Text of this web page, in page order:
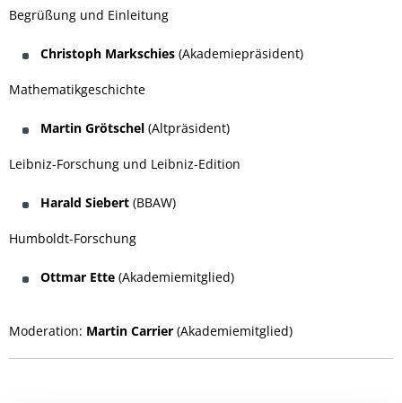
Begrüßung und Einleitung
Christoph Markschies (Akademiepräsident)
Mathematikgeschichte
Martin Grötschel (Altpräsident)
Leibniz-Forschung und Leibniz-Edition
Harald Siebert (BBAW)
Humboldt-Forschung
Ottmar Ette (Akademiemitglied)
Moderation: Martin Carrier (Akademiemitglied)